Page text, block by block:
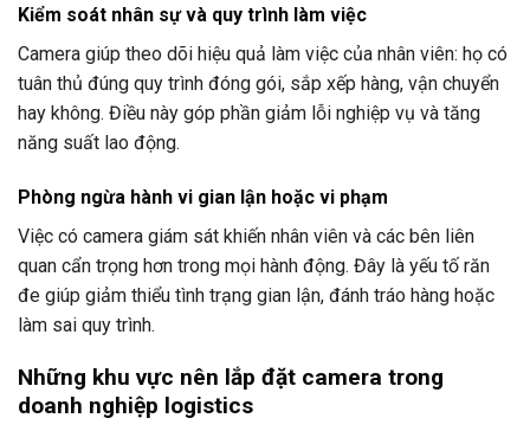
Kiểm soát nhân sự và quy trình làm việc
Camera giúp theo dõi hiệu quả làm việc của nhân viên: họ có
tuân thủ đúng quy trình đóng gói, sắp xếp hàng, vận chuyển
hay không. Điều này góp phần giảm lỗi nghiệp vụ và tăng
năng suất lao động.
Phòng ngừa hành vi gian lận hoặc vi phạm
Việc có camera giám sát khiến nhân viên và các bên liên
quan cẩn trọng hơn trong mọi hành động. Đây là yếu tố răn
đe giúp giảm thiểu tình trạng gian lận, đánh tráo hàng hoặc
làm sai quy trình.
Những khu vực nên lắp đặt camera trong
doanh nghiệp logistics